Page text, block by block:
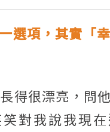
選項，其實「
得很漂亮，問
對我說我現